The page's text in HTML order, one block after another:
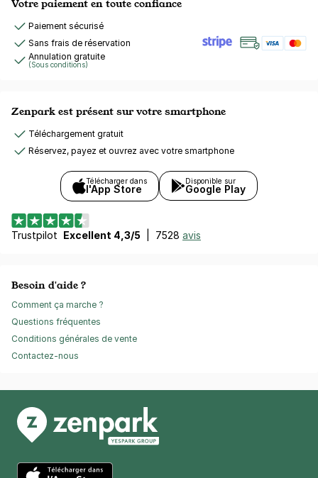
Votre paiement en toute confiance
Paiement sécurisé
Sans frais de réservation
Annulation gratuite
(Sous conditions)
Zenpark est présent sur votre smartphone
Téléchargement gratuit
Réservez, payez et ouvrez avec votre smartphone
Télécharger dans
l'App Store
Disponible sur
Google Play
Trustpilot Excellent 4,3/5 7528 avis
Besoin d'aide ?
Comment ça marche ?
Questions fréquentes
Conditions générales de vente
Contactez-nous